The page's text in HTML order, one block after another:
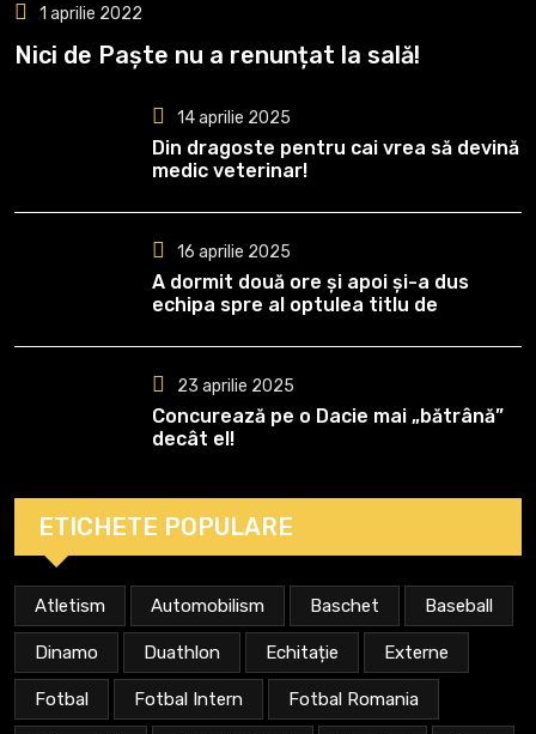
1 aprilie 2022
Nici de Paște nu a renunțat la sală!
14 aprilie 2025
Din dragoste pentru cai vrea să devină
medic veterinar!
16 aprilie 2025
A dormit două ore și apoi și-a dus
echipa spre al optulea titlu de
23 aprilie 2025
Concurează pe o Dacie mai „bătrână”
decât el!
ETICHETE POPULARE
Atletism Automobilism Baschet Baseball
Dinamo Duathlon Echitație Externe
Fotbal Fotbal Intern Fotbal Romania